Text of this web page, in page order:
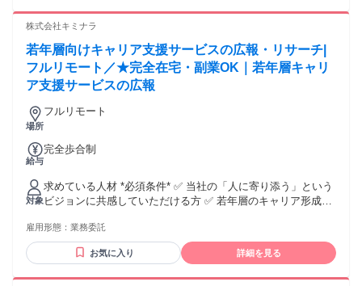
歓迎 ✅主婦・主夫歓迎 ✅副業・WワークOK ✅ブランクOK ✅
既卒歓迎／第二新卒歓迎 ✅転職回数不問 ✅フルリモート（完
全在宅） ✅在宅OK／住宅勤務（リモートワーク）OK ✨長期
歓迎 ✨職種変更なし ✨高定着率！働きやすさ抜群のお仕事！
⸜⸜ さらにこちらもPOINT ⸝⸝ ✱急募！即日勤務OK ✱大量募集
／大型募集 ✱中途入社50％以上 ✱面接1回 ✱リモート面接Ok
株式会社キミナラ
若年層向けキャリア支援サービスの広報・リサーチ|
フルリモート／★完全在宅・副業OK｜若年層キャリ
ア支援サービスの広報
場所
フルリモート
給与
完全歩合制
対象
求めている人材 *必須条件* ✅ 当社の「人に寄り添う」という
ビジョンに共感していただける方 ✅ 若年層のキャリア形成支
* ✨ SNS等での発信活動や、コミュニティの運営経験がある
方 ✨ 将来、人材業界やキャリアコンサルタントを目指してい
る方 ✨ フリーランス、主婦(主夫)、副業をお探しの方 ●-● *こ
雇用形態： 業務委託
お気に入り 詳細を見る